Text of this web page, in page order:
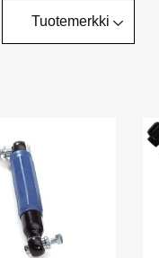
Tuotemerkki